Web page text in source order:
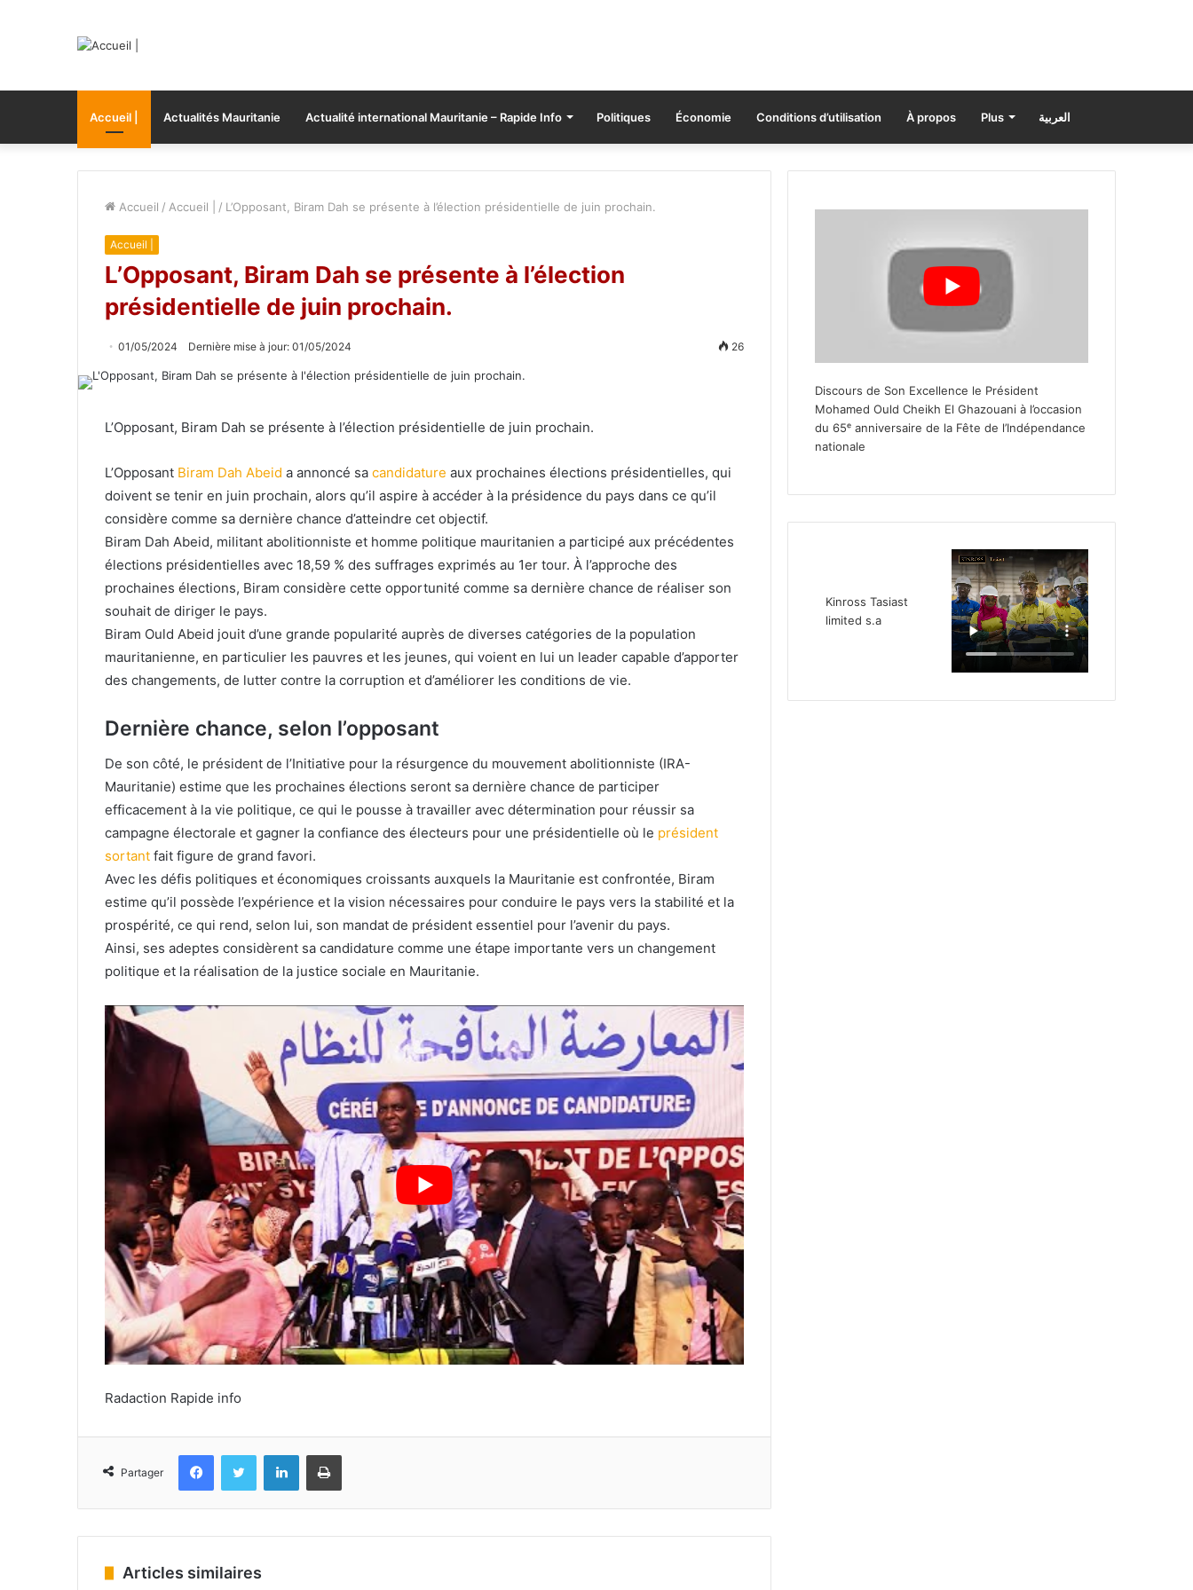
Accueil | Actualités Mauritanie Actualité international Mauritanie – Rapide Info Politiques Économie Conditions d’utilisation À propos Plus العربية
Accueil / Accueil | / L’Opposant, Biram Dah se présente à l’élection présidentielle de juin prochain.
Accueil |
L’Opposant, Biram Dah se présente à l’élection
présidentielle de juin prochain.
01/05/2024 Dernière mise à jour: 01/05/2024 26
L’Opposant, Biram Dah se présente à l’élection présidentielle de juin prochain.
L’Opposant Biram Dah Abeid a annoncé sa candidature aux prochaines élections présidentielles, qui
doivent se tenir en juin prochain, alors qu’il aspire à accéder à la présidence du pays dans ce qu’il
considère comme sa dernière chance d’atteindre cet objectif.
Biram Dah Abeid, militant abolitionniste et homme politique mauritanien a participé aux précédentes
élections présidentielles avec 18,59 % des suffrages exprimés au 1er tour. À l’approche des
prochaines élections, Biram considère cette opportunité comme sa dernière chance de réaliser son
souhait de diriger le pays.
Biram Ould Abeid jouit d’une grande popularité auprès de diverses catégories de la population
mauritanienne, en particulier les pauvres et les jeunes, qui voient en lui un leader capable d’apporter
des changements, de lutter contre la corruption et d’améliorer les conditions de vie.
Dernière chance, selon l’opposant
De son côté, le président de l’Initiative pour la résurgence du mouvement abolitionniste (IRA-
Mauritanie) estime que les prochaines élections seront sa dernière chance de participer
efficacement à la vie politique, ce qui le pousse à travailler avec détermination pour réussir sa
campagne électorale et gagner la confiance des électeurs pour une présidentielle où le président
sortant fait figure de grand favori.
Avec les défis politiques et économiques croissants auxquels la Mauritanie est confrontée, Biram
estime qu’il possède l’expérience et la vision nécessaires pour conduire le pays vers la stabilité et la
prospérité, ce qui rend, selon lui, son mandat de président essentiel pour l’avenir du pays.
Ainsi, ses adeptes considèrent sa candidature comme une étape importante vers un changement
politique et la réalisation de la justice sociale en Mauritanie.
Radaction Rapide info
Partager
FacebookTwitter LinkedinImprimer
Articles similaires
Discours de Son Excellence le Président
Mohamed Ould Cheikh El Ghazouani à l’occasion
du 65ᵉ anniversaire de la Fête de l’Indépendance
nationale
Kinross Tasiast
limited s.a